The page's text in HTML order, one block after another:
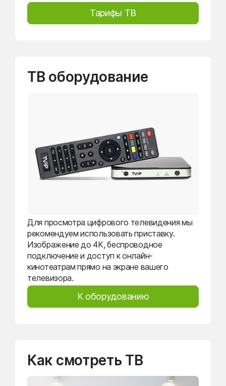
Тарифы ТВ
ТВ оборудование
Для просмотра цифрового телевидения мы
рекомендуем использовать приставку.
Изображение до 4K, беспроводное
подключение и доступ к онлайн-
кинотеатрам прямо на экране вашего
телевизора.
К оборудованию
Как смотреть ТВ